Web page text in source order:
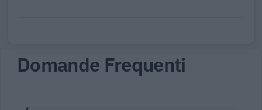
Domande Frequenti